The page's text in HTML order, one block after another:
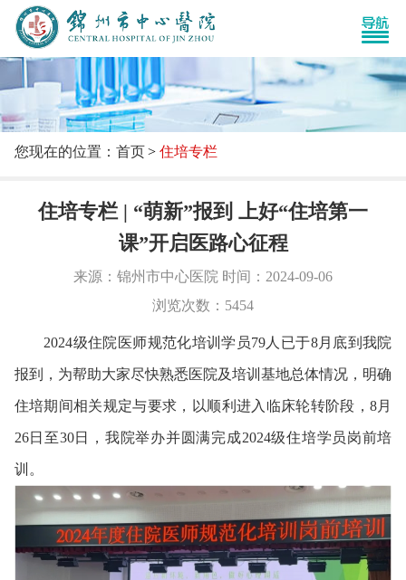
您现在的位置：首页 住培专栏
住培专栏 | “萌新”报到 上好“住培第一
课”开启医路心征程
来源：锦州市中心医院 时间：2024-09-06
浏览次数：5454
2024级住院医师规范化培训学员79人已于8月底到我院
报到，为帮助大家尽快熟悉医院及培训基地总体情况，明确
住培期间相关规定与要求，以顺利进入临床轮转阶段，8月
26日至30日，我院举办并圆满完成2024级住培学员岗前培
训。